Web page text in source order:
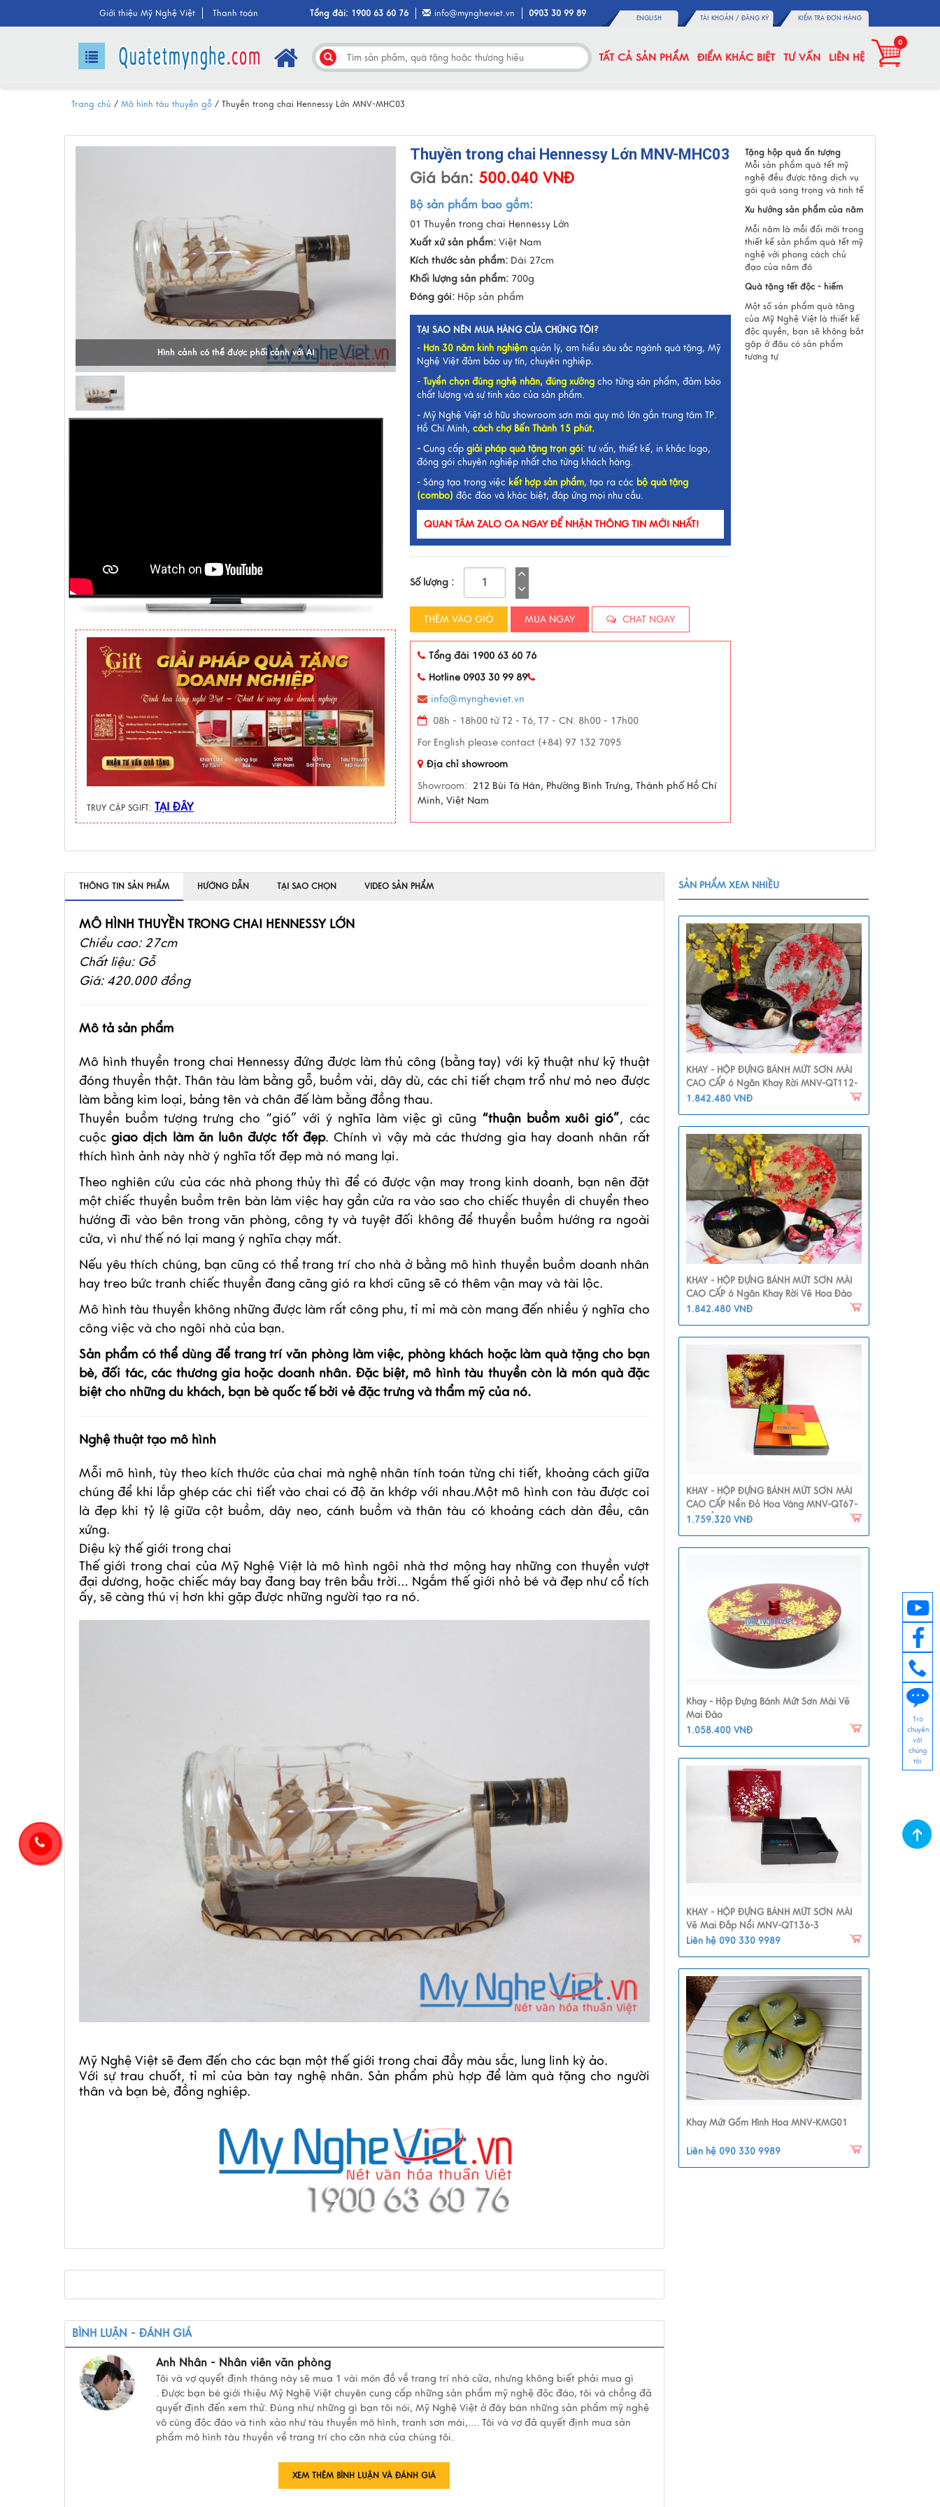
Giới thiệu Mỹ Nghệ Việt Thanh toán Tổng đài: 1900 63 60 76 info@myngheviet.vn 0903 30 99 89 ENGLISH TÀI KHOẢN / ĐĂNG KÝ KIỂM TRA ĐƠN HÀNG
TẤT CẢ SẢN PHẨM ĐIỂM KHÁC BIỆT TƯ VẤN LIÊN HỆ
0
Trang chủ / Mô hình tàu thuyền gỗ / Thuyền trong chai Hennessy Lớn MNV-MHC03
Hình cảnh có thể được phối cảnh với AI
TRUY CẬP SGIFT: TẠI ĐÂY
Thuyền trong chai Hennessy Lớn MNV-MHC03
Giá bán: 500.040 VNĐ
Bộ sản phẩm bao gồm:
01 Thuyền trong chai Hennessy Lớn
Xuất xứ sản phẩm: Việt Nam
Kích thước sản phẩm: Dài 27cm
Khối lượng sản phẩm: 700g
Đóng gói: Hộp sản phẩm
TẠI SAO NÊN MUA HÀNG CỦA CHÚNG TÔI?
- Hơn 30 năm kinh nghiệm quản lý, am hiểu sâu sắc ngành quà tặng, Mỹ
Nghệ Việt đảm bảo uy tín, chuyên nghiệp.
-Tuyển chọn đúng nghệ nhân, đúng xưởng cho từng sản phẩm, đảm bảo
chất lượng và sự tinh xảo của sản phẩm.
- Mỹ Nghệ Việt sở hữu showroom sơn mài quy mô lớn gần trung tâm TP.
Hồ Chí Minh,cách chợ Bến Thành 15 phút.
-Cung cấpgiải pháp quà tặng trọn gói: tư vấn, thiết kế, in khắc logo,
đóng gói chuyên nghiệp nhất cho từng khách hàng.
- Sáng tạo trong việc kết hợp sản phẩm, tạo ra các bộ quà tặng
(combo) độc đáo và khác biệt, đáp ứng mọi nhu cầu.
QUAN TÂM ZALO OA NGAY ĐỂ NHẬN THÔNG TIN MỚI NHẤT!
Số lượng :
THÊM VÀO GIỎ MUA NGAY CHAT NGAY
Tổng đài 1900 63 60 76
Hotline 0903 30 99 89
info@myngheviet.vn
08h - 18h00 từ T2 - T6, T7 - CN: 8h00 - 17h00
For English please contact (+84) 97 132 7095
Địa chỉ showroom
Showroom: 212 Bùi Tá Hán, Phường Bình Trưng, Thành phố Hồ Chí
Minh, Việt Nam
Tặng hộp quà ấn tượng
Mỗi sản phẩm quà tết mỹ
nghệ đều được tặng dịch vụ
gói quà sang trọng và tinh tế
Xu hướng sản phẩm của năm
Mỗi năm là mỗi đổi mới trong
thiết kế sản phẩm quà tết mỹ
nghệ với phong cách chủ
đạo của năm đó
Quà tặng tết độc - hiếm
Một số sản phẩm quà tăng
của Mỹ Nghệ Việt là thiết kế
độc quyền, bạn sẽ không bắt
gặp ở đâu có sản phẩm
tương tự
THÔNG TIN SẢN PHẨM HƯỚNG DẪN TẠI SAO CHỌN VIDEO SẢN PHẨM
MÔ HÌNH THUYỀN TRONG CHAI HENNESSY LỚN
Chiều cao: 27cm
Chất liệu: Gỗ
Giá: 420.000 đồng
Mô tả sản phẩm
Mô hình thuyền trong chai Hennessy đứng được làm thủ công (bằng tay) với kỹ thuật như kỹ thuật
đóng thuyền thật. Thân tàu làm bằng gỗ, buồm vải, dây dù, các chi tiết chạm trổ như mỏ neo được
làm bằng kim loại, bảng tên và chân đế làm bằng đồng thau.
Thuyền buồm tượng trưng cho “gió” với ý nghĩa làm việc gì cũng “thuận buồm xuôi gió”, các
cuộcgiao dịch làm ăn luôn được tốt đẹp. Chính vì vậy mà các thương gia hay doanh nhân rất
thích hình ảnh này nhờ ý nghĩa tốt đẹp mà nó mang lại.
Theo nghiên cứu của các nhà phong thủy thì để có được vận may trong kinh doanh, bạn nên đặt
một chiếc thuyền buồm trên bàn làm việc hay gần cửa ra vào sao cho chiếc thuyền di chuyển theo
hướng đi vào bên trong văn phòng, công ty và tuyệt đối không để thuyền buồm hướng ra ngoài
cửa, vì như thế nó lại mang ý nghĩa chạy mất.
Nếu yêu thích chúng, bạn cũng có thể trang trí cho nhà ở bằng mô hình thuyền buồm doanh nhân
hay treo bức tranh chiếc thuyền đang căng gió ra khơi cũng sẽ có thêm vận may và tài lộc.
Mô hình tàu thuyền không những được làm rất công phu, tỉ mỉ mà còn mang đến nhiều ý nghĩa cho
công việc và cho ngôi nhà của bạn.
Sản phẩm có thể dùng để trang trí văn phòng làm việc, phòng khách hoặc làm quà tặng cho bạn
bè, đối tác, các thương gia hoặc doanh nhân. Đặc biệt, mô hình tàu thuyền còn là món quà đặc
biệt cho những du khách, bạn bè quốc tế bởi vẻ đặc trưng và thẩm mỹ của nó.
Nghệ thuật tạo mô hình
Mỗi mô hình, tùy theo kích thước của chai mà nghệ nhân tính toán từng chi tiết, khoảng cách giữa
chúng để khi lắp ghép các chi tiết vào chai có độ ăn khớp với nhau.Một mô hình con tàu được coi
là đẹp khi tỷ lệ giữa cột buồm, dây neo, cánh buồm và thân tàu có khoảng cách dàn đều, cân
xứng.
Diệu kỳ thế giới trong chai
Thế giới trong chai của Mỹ Nghệ Việt là mô hình ngôi nhà thơ mộng hay những con thuyền vượt
đại dương, hoặc chiếc máy bay đang bay trên bầu trời… Ngắm thế giới nhỏ bé và đẹp như cổ tích
ấy, sẽ càng thú vị hơn khi gặp được những người tạo ra nó.
Mỹ Nghệ Việt sẽ đem đến cho các bạn một thế giới trong chai đầy màu sắc, lung linh kỳ ảo.
Với sự trau chuốt, tỉ mỉ của bàn tay nghệ nhân. Sản phẩm phù hợp để làm quà tặng cho người
thân và bạn bè, đồng nghiệp.
BÌNH LUẬN - ĐÁNH GIÁ
Anh Nhân - Nhân viên văn phòng
Tôi và vợ quyết định tháng này sẽ mua 1 vài món đồ về trang trí nhà cửa, nhưng không biết phải mua gì
. Được bạn bè giới thiệu Mỹ Nghệ Việt chuyên cung cấp những sản phẩm mỹ nghệ độc đáo, tôi và chồng đã
quyết định đến xem thử. Đúng như những gì bạn tôi nói, Mỹ Nghệ Việt ở đây bán những sản phẩm mỹ nghệ
vô cùng độc đáo và tinh xảo như tàu thuyền mô hình, tranh sơn mài,.... Tôi và vợ đã quyết định mua sản
phẩm mô hình tàu thuyền về trang trí cho căn nhà của chúng tôi.
XEM THÊM BÌNH LUẬN VÀ ĐÁNH GIÁ
SẢN PHẨM XEM NHIỀU
KHAY - HỘP ĐỰNG BÁNH MỨT SƠN MÀI
CAO CẤP 6 Ngăn Khay Rời MNV-QT112-
1
1.842.480 VNĐ
KHAY - HỘP ĐỰNG BÁNH MỨT SƠN MÀI
CAO CẤP 6 Ngăn Khay Rời Vẽ Hoa Đào
MNV-QT112
1.842.480 VNĐ
KHAY - HỘP ĐỰNG BÁNH MỨT SƠN MÀI
CAO CẤP Nền Đỏ Hoa Vàng MNV-QT67-
2(nhiều Màu)
1.759.320 VNĐ
Khay - Hộp Đựng Bánh Mứt Sơn Mài Vẽ
Mai Đào
1.058.400 VNĐ
KHAY - HỘP ĐỰNG BÁNH MỨT SƠN MÀI
Vẽ Mai Đắp Nổi MNV-QT136-3
Liên hệ 090 330 9989
Khay Mứt Gốm Hình Hoa MNV-KMG01
Liên hệ 090 330 9989
Trò
chuyện
với
chúng
tôi